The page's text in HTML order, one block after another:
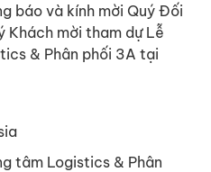
báo và kính mời Quý Đối
Khách mời tham dự Lễ
& Phân phối 3A tại
tâm Logistics & Phân